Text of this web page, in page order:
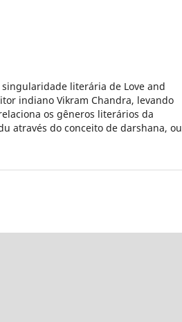
literária de Love and
indiano Vikram Chandra, levando
os gêneros literários da
através do conceito de darshana, ou